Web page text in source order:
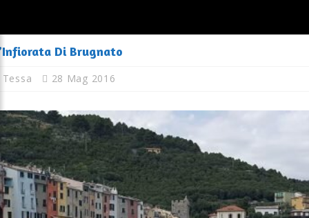
Di Brugnato
Tessa 28 Mag 2016